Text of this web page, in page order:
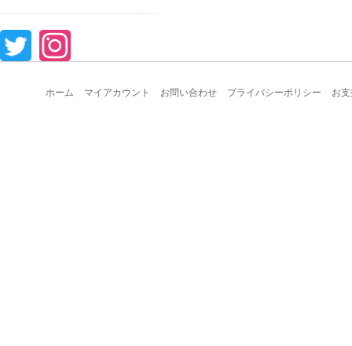
ホーム マイアカウント お問い合わせ プライバシーポリシー お